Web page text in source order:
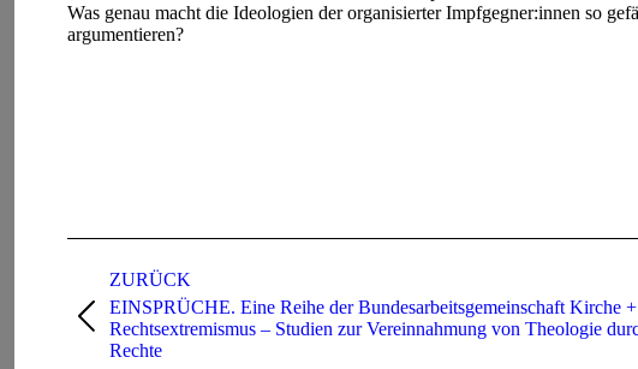
Was genau macht die Ideologien der organisierter Impfgegner:innen so
argumentieren?
navigation
ZURÜCK
Previous
project:
EINSPRÜCHE. Eine Reihe der Bundesarbeitsgemeinschaft Kirche +
Rechtsextremismus – Studien zur Vereinnahmung von Theologie
Rechte